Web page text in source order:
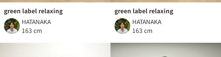
green label relaxing
HATANAKA
163 cm
green label relaxing
HATANAKA
163 cm